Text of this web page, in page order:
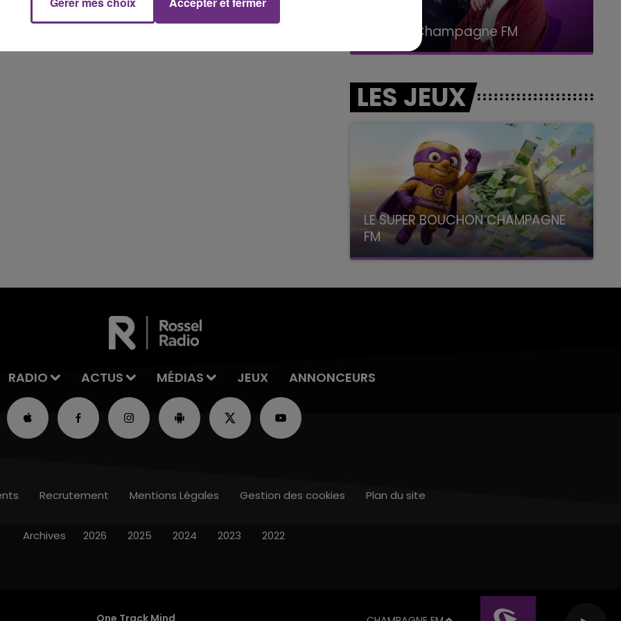
LA POP MACHINE - CHAMPAGNE FM
LES JEUX
LE SUPER BOUCHON CHAMPAGNE
FM
avec La Famille Champagne FM, à 8H10
RADIO ACTUS MÉDIAS JEUX ANNONCEURS
One Track Mind
Recrutement Mentions Légales Gestion des cookies Plan du site
Archives 2026 2025 2024 2023 2022